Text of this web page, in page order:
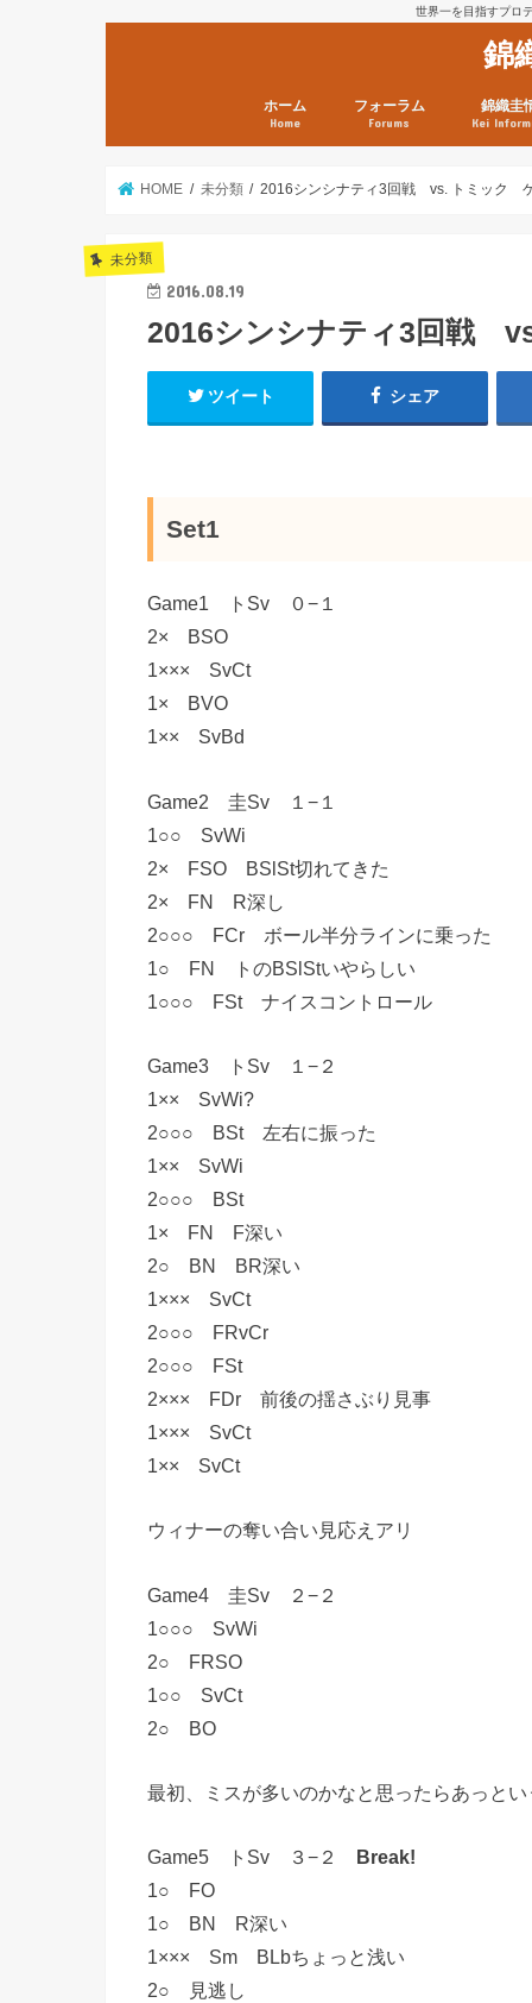
世界一を目指すプロ
錦
ホーム
Home
フォーラム
Forums
錦織圭
Kei
日現在）
点）
HOME 未分類 2016シンシナティ3回戦 vs. トミック
未分類
2016.08.19
2016シンシナティ3回戦
ツイート シェア
Set1
Game1 トSv ０−１
2× BSO
1××× SvCt
1× BVO
1×× SvBd
Game2 圭Sv １−１
1○○ SvWi
2× FSO BSlSt切れてきた
2× FN R深し
2○○○ FCr ボール半分ラインに乗った
1○ FN トのBSlStいやらしい
1○○○ FSt ナイスコントロール
Game3 トSv １−２
1×× SvWi?
2○○○ BSt 左右に振った
1×× SvWi
2○○○ BSt
1× FN F深い
2○ BN BR深い
1××× SvCt
2○○○ FRvCr
2○○○ FSt
2××× FDr 前後の揺さぶり見事
1××× SvCt
1×× SvCt
ウィナーの奪い合い見応えアリ
Game4 圭Sv ２−２
1○○○ SvWi
2○ FRSO
1○○ SvCt
2○ BO
最初、ミスが多いのかなと思ったらあっと
Game5 トSv ３−２
Break!
1○ FO
1○ BN R深い
1××× Sm BLbちょっと浅い
2○ 見逃し